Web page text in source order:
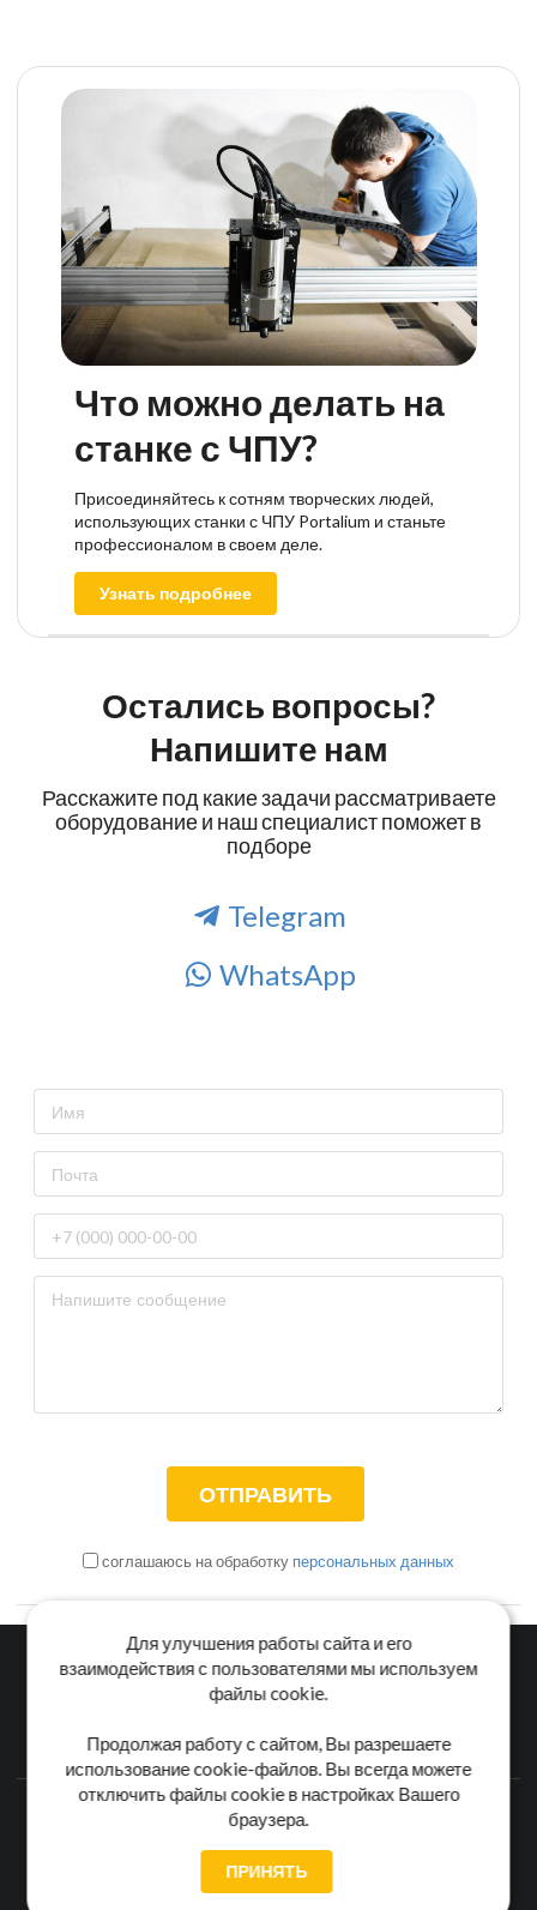
Что можно делать на
станке с ЧПУ?
Присоединяйтесь к сотням творческих людей,
использующих станки с ЧПУ Portalium и станьте
профессионалом в своем деле.
Узнать подробнее
Остались вопросы?
Напишите нам
Расскажите под какие задачи рассматриваете
оборудование и наш специалист поможет в
подборе
Telegram
WhatsApp
соглашаюсь на обработку персональных данных
Контакты
Для дома 3D обработка
Для пластика
Универсальные
Пользовательское соглашение
Обработка персональных данных
Для улучшения работы сайта и его
взаимодействия с пользователями мы используем
файлы cookie.
Продолжая работу с сайтом, Вы разрешаете
использование cookie-файлов. Вы всегда можете
отключить файлы cookie в настройках Вашего
браузера.
ПРИНЯТЬ